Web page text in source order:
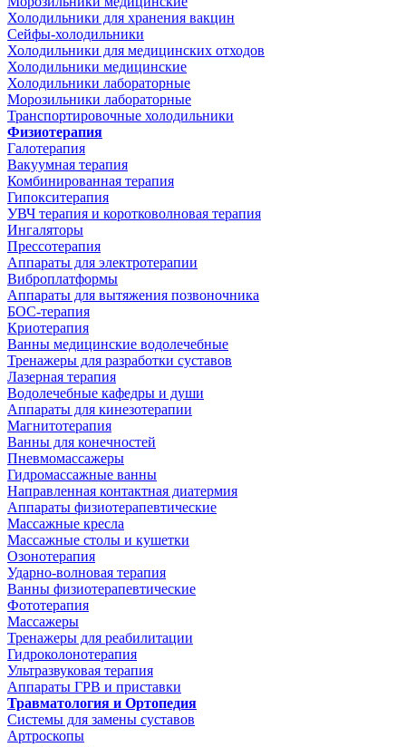
Холодильники для хранения вакцин
Сейфы-холодильники
Холодильники для медицинских отходов
Холодильники медицинские
Холодильники лабораторные
Морозильники лабораторные
Транспортировочные холодильники
Физиотерапия
Галотерапия
Вакуумная терапия
Комбинированная терапия
Гипокситерапия
УВЧ терапия и коротковолновая терапия
Ингаляторы
Прессотерапия
Аппараты для электротерапии
Виброплатформы
Аппараты для вытяжения позвоночника
БОС-терапия
Криотерапия
Ванны медицинские водолечебные
Тренажеры для разработки суставов
Лазерная терапия
Водолечебные кафедры и души
Аппараты для кинезотерапии
Магнитотерапия
Ванны для конечностей
Пневмомассажеры
Гидромассажные ванны
Направленная контактная диатермия
Аппараты физиотерапевтические
Массажные кресла
Массажные столы и кушетки
Озонотерапия
Ударно-волновая терапия
Ванны физиотерапевтические
Фототерапия
Массажеры
Тренажеры для реабилитации
Гидроколонотерапия
Ультразвуковая терапия
Аппараты ГРВ и приставки
Травматология и Ортопедия
Системы для замены суставов
Артроскопы